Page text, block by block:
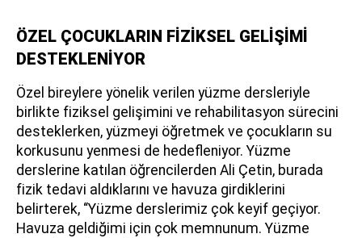
ÖZEL ÇOCUKLARIN FİZİKSEL GELİŞİMİ
DESTEKLENİYOR
Özel bireylere yönelik verilen yüzme dersleriyle
birlikte fiziksel gelişimini ve rehabilitasyon sürecini
desteklerken, yüzmeyi öğretmek ve çocukların su
korkusunu yenmesi de hedefleniyor. Yüzme
derslerine katılan öğrencilerden Ali Çetin, burada
fizik tedavi aldıklarını ve havuza girdiklerini
belirterek, “Yüzme derslerimiz çok keyif geçiyor.
Havuza geldiğimi için çok memnunum. Yüzme